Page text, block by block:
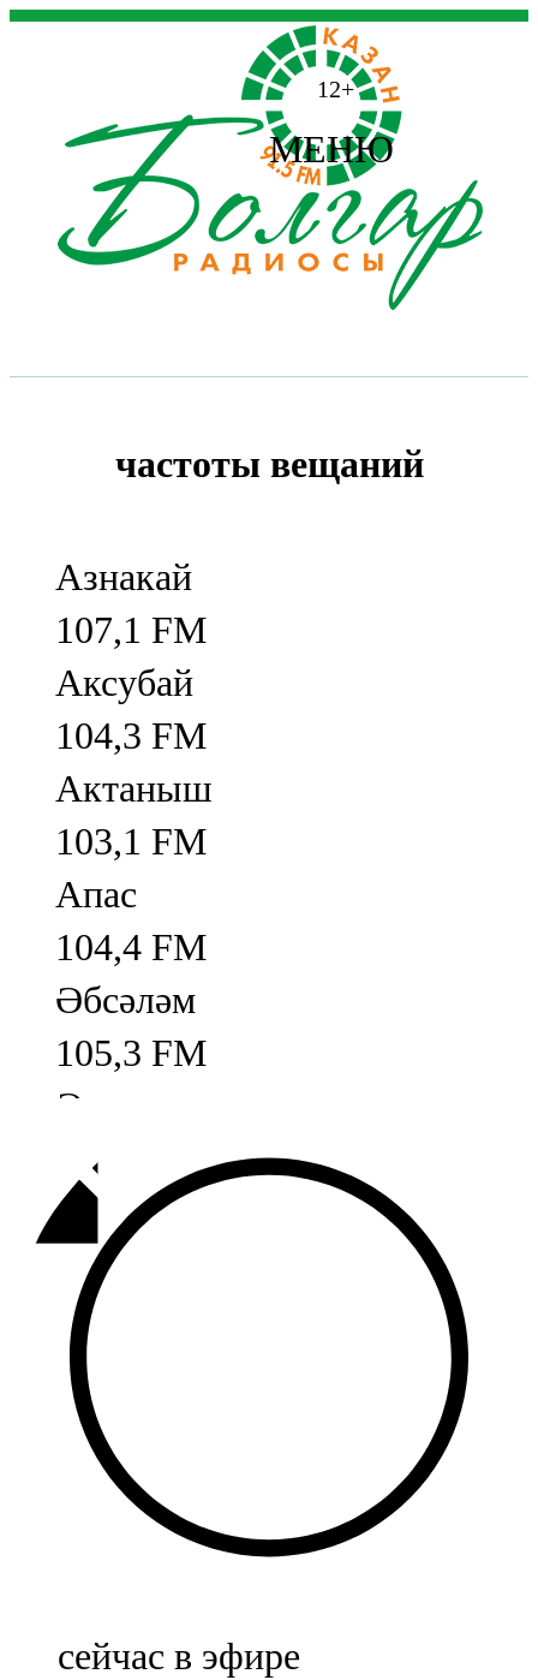
12+
МЕНЮ
частоты вещаний
Азнакай
107,1 FM
Аксубай
104,3 FM
Актаныш
103,1 FM
Апас
104,4 FM
Әбсәләм
105,3 FM
Әлмәт
92,9 FM
Базарлы матак
107,1 FM
Балык бистәсе
104,9 FM
Баулы
107,5 FM
Биләр
Болгар
сейчас в эфире